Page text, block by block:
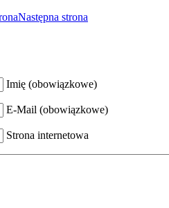
Następna strona
Imię (obowiązkowe)
E-Mail (obowiązkowe)
Strona internetowa